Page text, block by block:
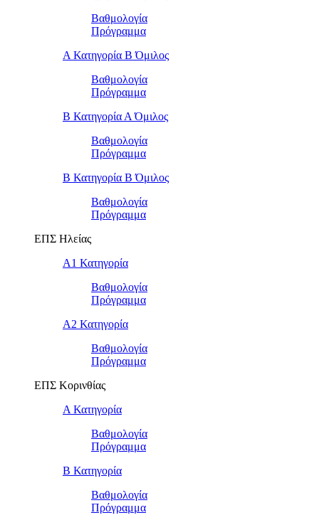
Βαθμολογία
Πρόγραμμα
Α Κατηγορία Β Όμιλος
Βαθμολογία
Πρόγραμμα
Β Κατηγορία Α Όμιλος
Βαθμολογία
Πρόγραμμα
Β Κατηγορία Β Όμιλος
Βαθμολογία
Πρόγραμμα
ΕΠΣ Ηλείας
Α1 Κατηγορία
Βαθμολογία
Πρόγραμμα
Α2 Κατηγορία
Βαθμολογία
Πρόγραμμα
ΕΠΣ Κορινθίας
Α Κατηγορία
Βαθμολογία
Πρόγραμμα
Β Κατηγορία
Βαθμολογία
Πρόγραμμα